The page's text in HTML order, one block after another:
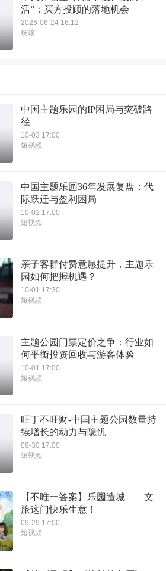
活”：买方投顾的落地机会
2026-06-24 16:12
杨峻
中国主题乐园的IP困局与突破路
径
10-03 17:00
短视频
中国主题乐园36年发展复盘：代
际跃迁与盈利困局
10-02 17:00
短视频
亲子客群付费意愿提升，主题乐
园如何把握机遇？
10-01 17:30
短视频
主题公园门票定价之争：行业如
何平衡投资回收与游客体验
10-01 17:00
短视频
旺丁不旺财-中国主题公园数量持
续增长的动力与隐忧
09-30 17:00
短视频
【不唯一答案】乐园造城——文
旅这门快乐生意！
09-29 17:00
短视频